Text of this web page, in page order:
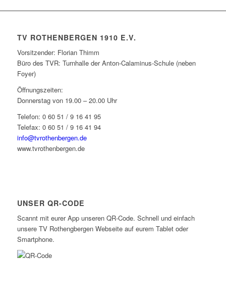
TV ROTHENBERGEN 1910 E.V.
Vorsitzender: Florian Thimm
Büro des TVR: Turnhalle der Anton-Calaminus-Schule (neben
Foyer)
Öffnungszeiten:
Donnerstag von 19.00 – 20.00 Uhr
Telefon: 0 60 51 / 9 16 41 95
Telefax: 0 60 51 / 9 16 41 94
info@tvrothenbergen.de
www.tvrothenbergen.de
UNSER QR-CODE
Scannt mit eurer App unseren QR-Code. Schnell und einfach
unsere TV Rothengbergen Webseite auf eurem Tablet oder
Smartphone.